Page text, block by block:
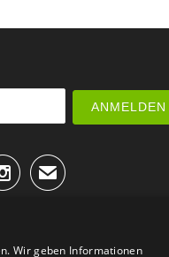
✉
Wir geben Informationen